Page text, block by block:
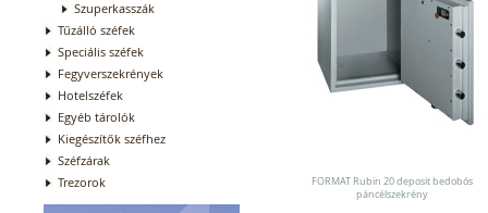
Szuperkasszák
Tűzálló széfek
Speciális széfek
Fegyverszekrények
Hotelszéfek
Egyéb tárolók
Kiegészítők széfhez
Széfzárak
Trezorok
FORMAT Rubin 20 deposit bedobós
páncélszekrény